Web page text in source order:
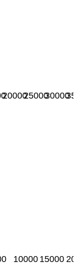
200002500030000
10000 15000